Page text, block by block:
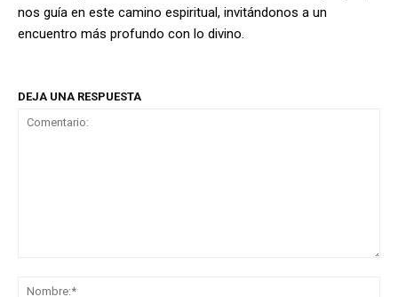
nos guía en este camino espiritual, invitándonos a un
encuentro más profundo con lo divino.
DEJA UNA RESPUESTA